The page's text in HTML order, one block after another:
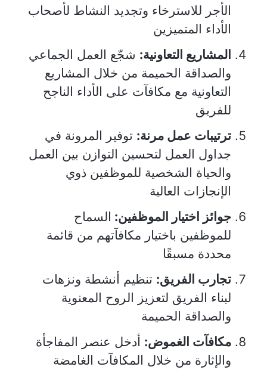
الأجر للاسترخاء وتجديد النشاط لأصحاب
الأداء المتميزين
المشاريع التعاونية: شجّع العمل الجماعي
والصداقة الحميمة من خلال المشاريع
التعاونية مع مكافآت على الأداء الناجح
للفريق
ترتيبات عمل مرنة: توفير المرونة في
جداول العمل لتحسين التوازن بين العمل
والحياة الشخصية للموظفين ذوي
الإنجازات العالية
جوائز اختيار الموظفين: السماح
للموظفين باختيار مكافآتهم من قائمة
محددة مسبقًا
تجارب الفريق: تنظيم أنشطة ونزهات
لبناء الفريق لتعزيز الروح المعنوية
والصداقة الحميمة
مكافآت الغموض: أدخل عنصر المفاجأة
والإثارة من خلال المكافآت الغامضة